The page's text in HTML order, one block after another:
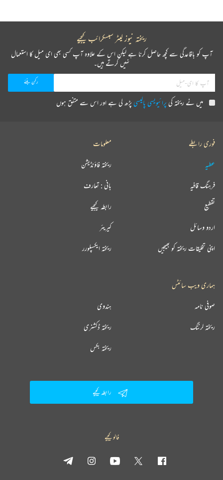
ریختہ نیوز لیٹر سبسکرائب کیجیے
آپ کو باقاعدگی سے کچھ حاصل کرنا ہے لیکن اس کے علاوہ آپ کسی بھی ای میل کا استعمال
نہیں کرتے ہیں۔
میں نے ریختہ کیپرائیویسی پالیسیپڑھ لی ہے اور اس سے متفق ہوں
فوری رابطے
عطیہ
فرہنگ قافیہ
تقطیع
اردو وسائل
اپنی تخلیقات ریختہ کو بھیجیں
معلومات
ریختہ فاؤنڈیشن
بانی : تعارف
رابطہ کیجیے
کیریئر
ریختہ ایکسپلورر
ہماری ویب سائٹس
ہندوی صوفی نامہ
ریختہ ڈکشنری ریختہ لرننگ
ریختہ بکس
رابطہ کیجیے
فالو کیجیے